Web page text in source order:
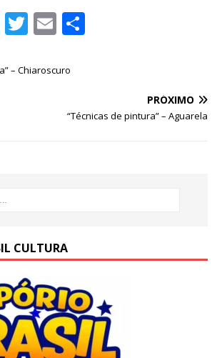
Li
k
T
it
E
ai
– Chiaroscuro
PRÓXIMO
“Técnicas de pintura” – Aguarela
CULTURA